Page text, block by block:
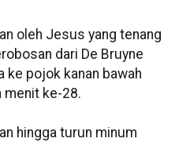
oleh Jesus yang tenang
dari De Bruyne
ke pojok kanan bawah
menit ke-28.
hingga turun minum